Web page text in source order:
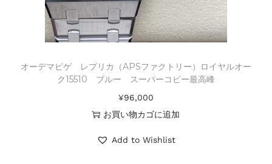
オーデマピゲ レプリカ（APSファクトリー）ロイヤルオー
ク15510 ブルー スーパーコピー最高峰
¥96,000
お買い物カゴに追加
Add to Wishlist